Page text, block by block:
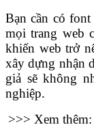
Bạn cần có font
mọi trang web
khiến web trở
xây dựng nhận
giả sẽ không
nghiệp.
>>> Xem thêm: